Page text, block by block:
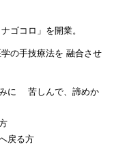
ゴコロ」を開業。
の手技療法を 融合させ
みに 苦しんで、諦めか
戻る方